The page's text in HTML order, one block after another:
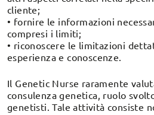
cliente;
• fornire le informazioni
compresi i limiti;
• riconoscere le limitazioni
esperienza e conoscenze.
Il Genetic Nurse raramente
consulenza genetica, ruolo
genetisti. Tale attività consiste